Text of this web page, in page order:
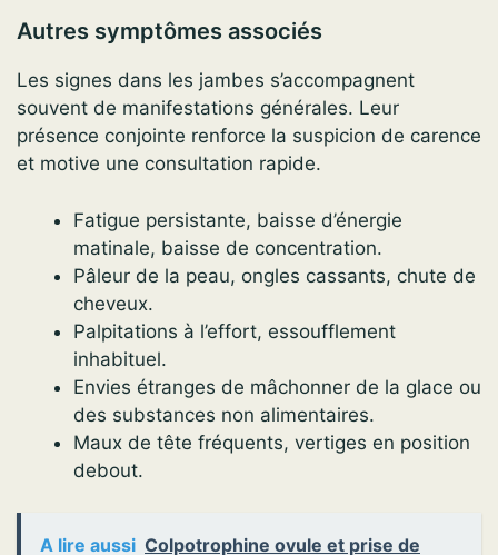
Autres symptômes associés
Les signes dans les jambes s’accompagnent
souvent de manifestations générales. Leur
présence conjointe renforce la suspicion de carence
et motive une consultation rapide.
Fatigue persistante, baisse d’énergie
matinale, baisse de concentration.
Pâleur de la peau, ongles cassants, chute de
cheveux.
Palpitations à l’effort, essoufflement
inhabituel.
Envies étranges de mâchonner de la glace ou
des substances non alimentaires.
Maux de tête fréquents, vertiges en position
debout.
A lire aussi Colpotrophine ovule et prise de